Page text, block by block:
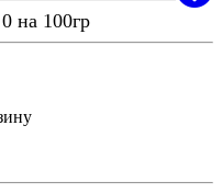
на 100гр